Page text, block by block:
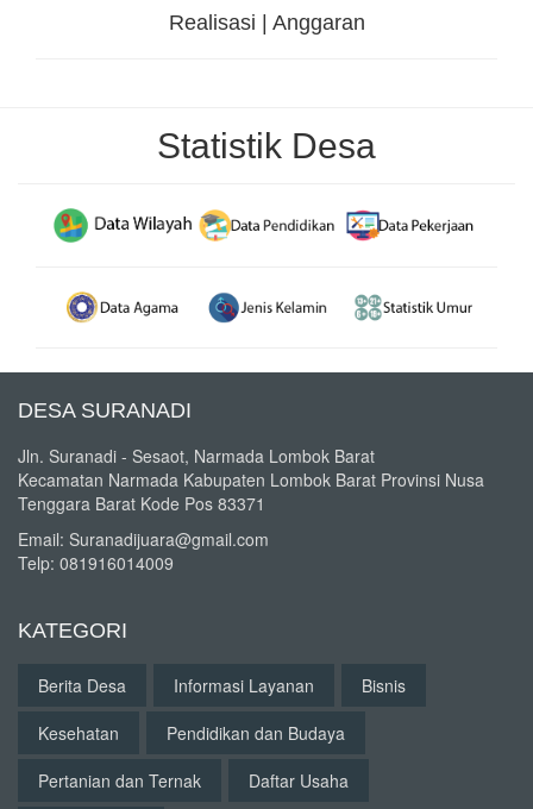
Realisasi | Anggaran
Statistik Desa
DESA SURANADI
Jln. Suranadi - Sesaot, Narmada Lombok Barat
Kecamatan Narmada Kabupaten Lombok Barat Provinsi Nusa
Tenggara Barat Kode Pos 83371
Email: Suranadijuara@gmail.com
Telp: 081916014009
KATEGORI
Berita Desa Informasi Layanan
Bisnis
Kesehatan
Pendidikan dan Budaya
Pertanian dan Ternak
Daftar Usaha